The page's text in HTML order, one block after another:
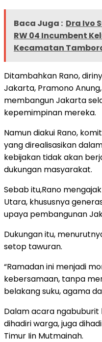
Baca Juga : Dra Ivo
RW 04 Incumbent
Kecamatan
Ditambahkan Rano,
Jakarta, Pramono
membangun Jakarta
kepemimpinan mereka.
Namun diakui Rano,
yang direalisasikan
kebijakan tidak akan
dukungan masyarakat.
Sebab itu,Rano
Utara, khususnya
upaya pembangunan
Dukungan itu,
setop tawuran.
“Ramadan ini menjadi
kebersamaan, tanpa
belakang suku, agama
Dalam acara ngabuburit
dihadiri warga, juga
Timur Iin Mutmainah.